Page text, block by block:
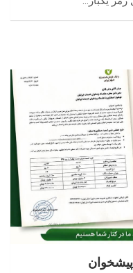
پیشخوان